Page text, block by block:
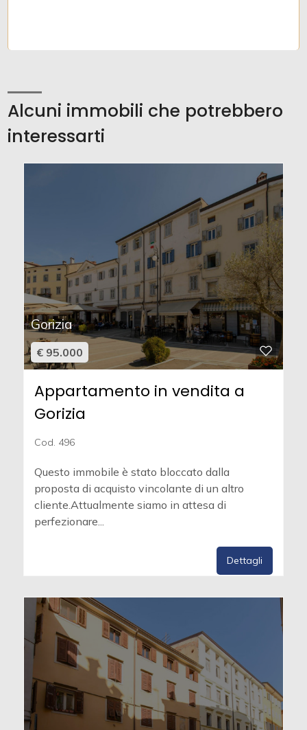
Alcuni immobili che potrebbero
interessarti
Gorizia
€ 95.000
Appartamento in vendita a
Gorizia
Cod. 496
Questo immobile è stato bloccato dalla
proposta di acquisto vincolante di un altro
cliente.Attualmente siamo in attesa di
perfezionare...
Dettagli